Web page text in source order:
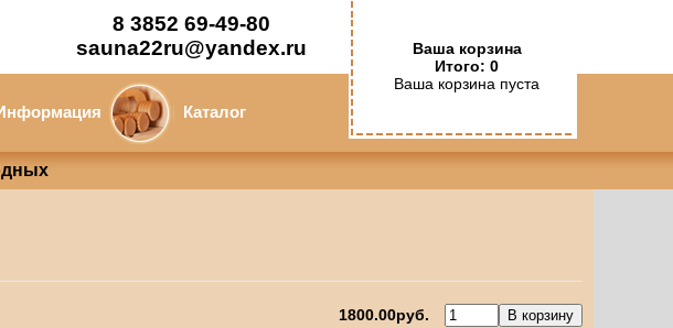
8 3852 69-49-80
sauna22ru@yandex.ru
Каталог
Ваша корзина
Итого: 0
Ваша корзина пуста
1800.00руб.